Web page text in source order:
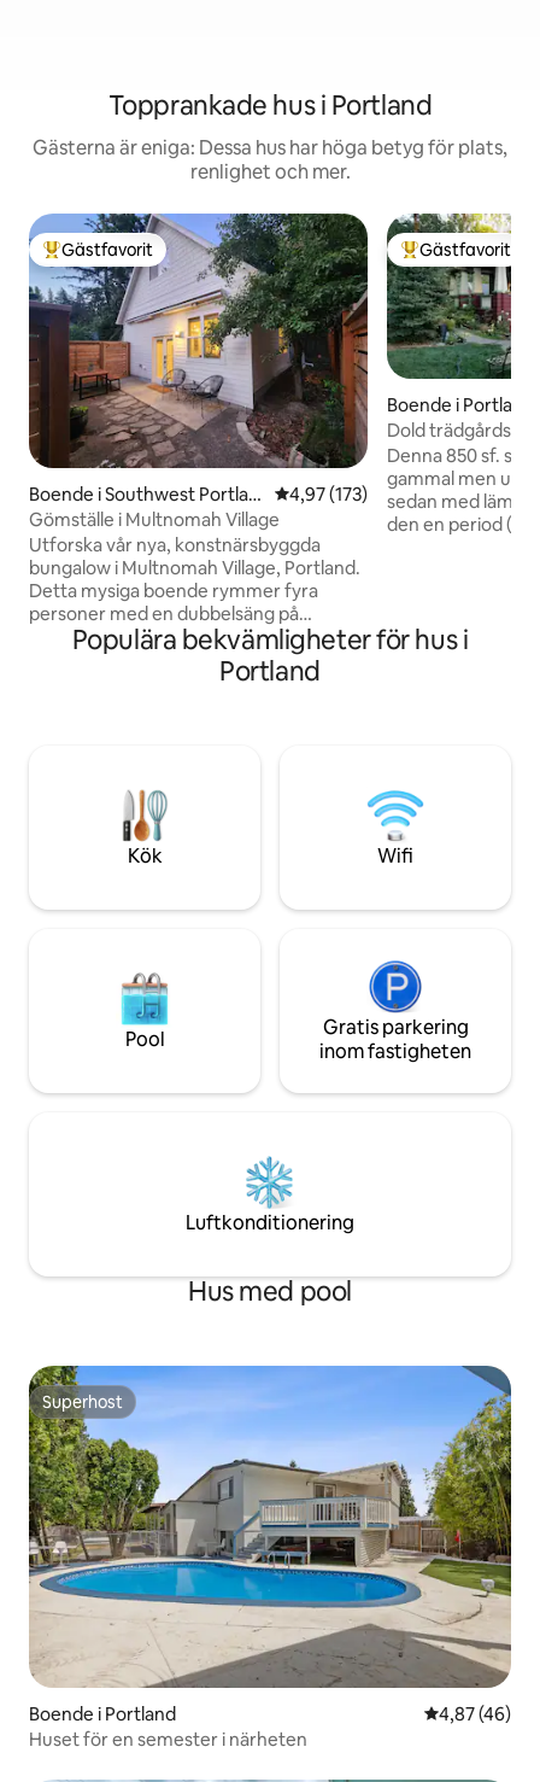
Topprankade hus i Portland
Gästerna är eniga: Dessa hus har höga betyg för plats,
renlighet och mer.
Populär gästfavorit
Gästfavorit
Boende i Southwest Portlan
d
4,97 av 5 i genomsnittligt
4,97 (173)
Gömställe i Multnomah Village
Utforska vår nya, konstnärsbyggda
bungalow i Multnomah Village, Portland.
Detta mysiga boende rymmer fyra
personer med en dubbelsäng på
övervåningen och en utdragbar
bäddsoffa på nedervåningen. Några
steg bort finns charmiga kaféer, butiker
bungalow är komplett med
väsentligheter, inklusive tvätt och en
frukosthörna, och är perfekt för både
korta och långa vistelser, och erbjuder
Populär
Gästfavorit
Boende i Portland
Dold
Denna 850 sf.
gammal men
sedan med
den en period
från centrum.
Populära bekvämligheter för hus i
Portland
Kök Wifi
Pool
Gratis parkering
inom fastigheten
Luftkonditionering
Hus med pool
Superhost
Superhost
Boende i Portland 4,87 av 5 i
4,87 (46)
Huset för en semester i närheten